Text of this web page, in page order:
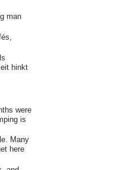
man
hinkt
were
is
Many
here